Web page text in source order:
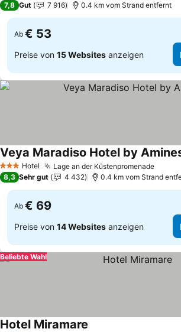
7,8 Gut 7 916 0.4 km vom Strand entfernt
Ab € 53
Preise von 15 Websites anzeigen
3 SterneHotel Lage an der Küstenpromenade
Veya Maradiso Hotel by
8,3 Sehr gut 4 432 0.4 km vom Strand
Ab € 69
Preise von 14 Websites anzeigen
Beliebte Wahl
Hotel Miramare